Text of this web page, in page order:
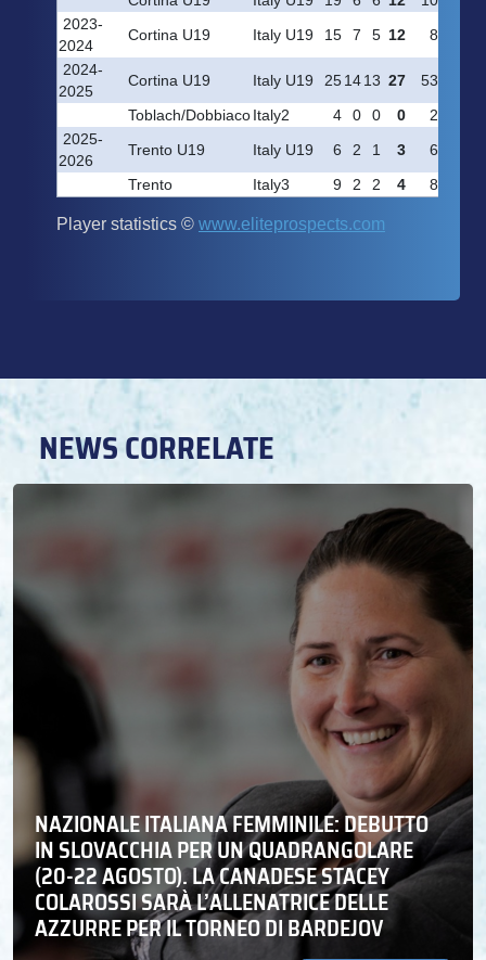
NEWS CORRELATE
NAZIONALE ITALIANA FEMMINILE: DEBUTTO
IN SLOVACCHIA PER UN QUADRANGOLARE
(20-22 AGOSTO). LA CANADESE STACEY
COLAROSSI SARÀ L’ALLENATRICE DELLE
AZZURRE PER IL TORNEO DI BARDEJOV